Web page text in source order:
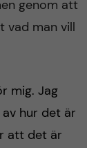
genom att
vad man vill
mig. Jag
hur det är
att det är